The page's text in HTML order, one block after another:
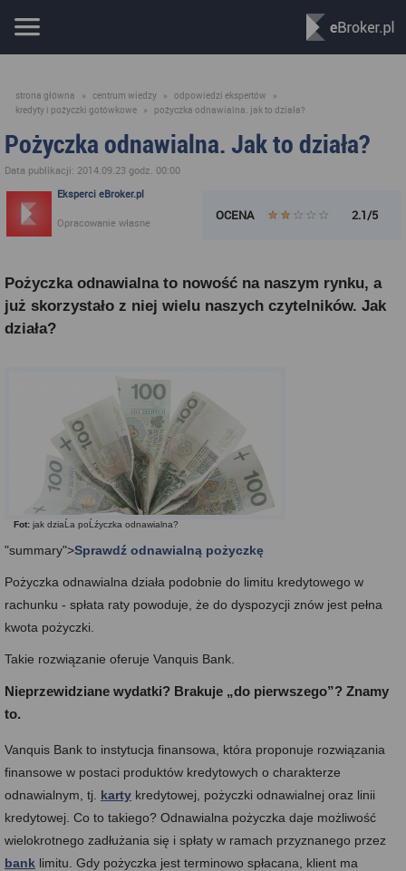
strona główna » centrum wiedzy » odpowiedzi ekspertów
»
kredyty i pożyczki gotówkowe » pożyczka odnawialna. jak to działa?
Pożyczka odnawialna. Jak to działa?
Data publikacji: 2014.09.23 godz. 00:00
Eksperci eBroker.pl
Opracowanie własne OCENA 2.1/5
Pożyczka odnawialna to nowość na naszym rynku, a
już skorzystało z niej wielu naszych czytelników. Jak
działa?
Fot: jak dziaĹa poĹźyczka odnawialna?
"summary">Sprawdź odnawialną pożyczkę
Pożyczka odnawialna działa podobnie do limitu kredytowego w
rachunku - spłata raty powoduje, że do dyspozycji znów jest pełna
kwota pożyczki.
Takie rozwiązanie oferuje Vanquis Bank.
Nieprzewidziane wydatki? Brakuje „do pierwszego”? Znamy
to.
Vanquis Bank to instytucja finansowa, która proponuje rozwiązania
finansowe w postaci produktów kredytowych o charakterze
odnawialnym, tj. karty kredytowej, pożyczki odnawialnej oraz linii
kredytowej. Co to takiego? Odnawialna pożyczka daje możliwość
wielokrotnego zadłużania się i spłaty w ramach przyznanego przez
bank limitu. Gdy pożyczka jest terminowo spłacana, klient ma